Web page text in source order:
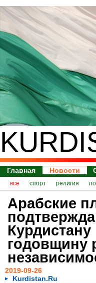
Главная Новости
все спорт религия
Арабские
годовщину
2019-09-26
Kurdistan.Ru